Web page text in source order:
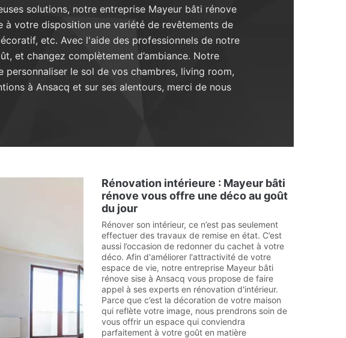
solutions, notre entreprise Mayeur bâti rénove
à votre disposition une variété de revêtements de
etc. Avec l'aide des professionnels de notre
et changez complètement d’ambiance. Notre
le sol de vos chambres, living room,
à Ansacq et sur ses alentours, merci de nous
Rénovation intérieure : Mayeur bâti
rénove vous offre une déco au goût
du jour
Rénover son intérieur, ce n’est pas seulement
effectuer des travaux de remise en état. C’est
aussi l’occasion de redonner du cachet à votre
déco. Afin d'améliorer l'attractivité de votre
espace de vie, notre entreprise Mayeur bâti
rénove sise à Ansacq vous propose de faire
appel à ses experts en rénovation d'intérieur.
Parce que c’est la décoration de votre maison
qui reflète votre image, nous prendrons soin de
vous offrir un espace qui conviendra
parfaitement à votre goût en matière